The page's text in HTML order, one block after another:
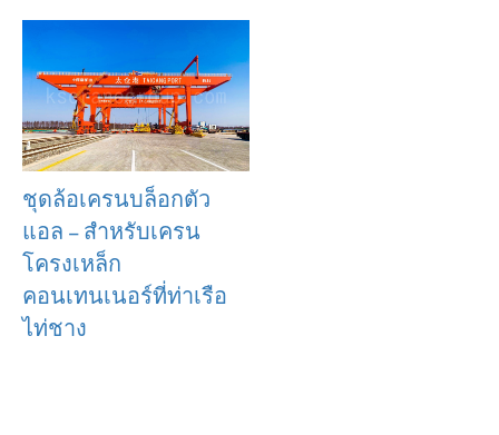
ชุดล้อเครนบล็อกตัว
แอล – สำหรับเครน
โครงเหล็ก
คอนเทนเนอร์ที่ท่าเรือ
ไท่ชาง